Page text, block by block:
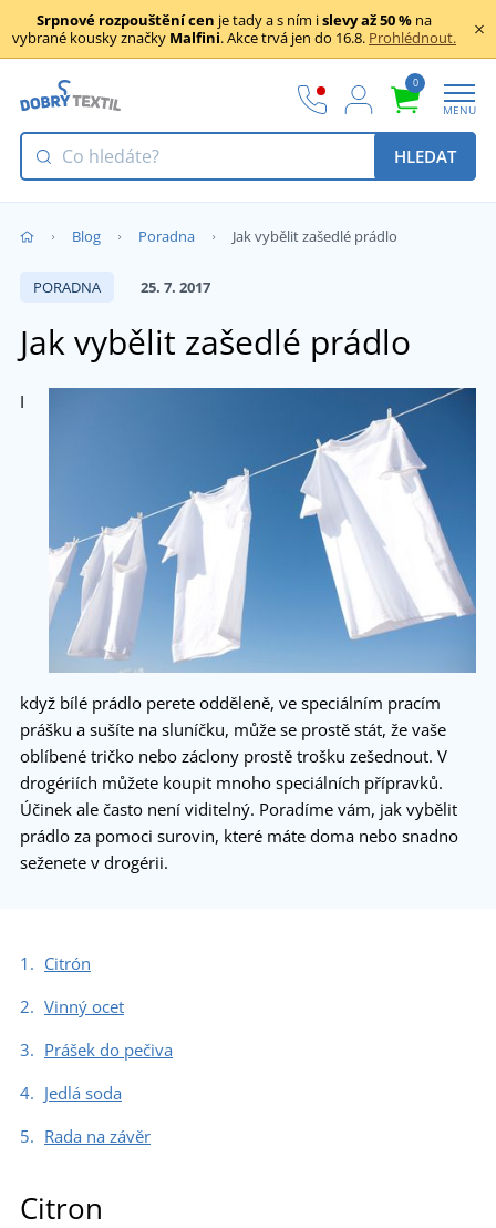
Srpnové rozpouštění cen je tady a s ním islevy až 50 % na
vybrané kousky značky Malfini. Akce trvá jen do 16.8. Prohlédnout.
0
MENU
HLEDAT
Blog Poradna Jak vybělit zašedlé prádlo
PORADNA 25. 7. 2017
Jak vybělit zašedlé prádlo
I
když bílé prádlo perete odděleně, ve speciálním pracím
prášku a sušíte na sluníčku, může se prostě stát, že vaše
oblíbené tričko nebo záclony prostě trošku zešednout. V
drogériích můžete koupit mnoho speciálních přípravků.
Účinek ale často není viditelný. Poradíme vám, jak vybělit
prádlo za pomoci surovin, které máte doma nebo snadno
seženete v drogérii.
Citrón
Vinný ocet
Prášek do pečiva
Jedlá soda
Rada na závěr
Citron